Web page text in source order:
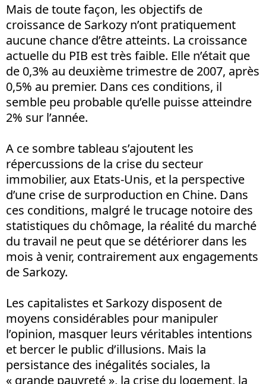
Mais de toute façon, les objectifs de
croissance de Sarkozy n’ont pratiquement
aucune chance d’être atteints. La croissance
actuelle du PIB est très faible. Elle n’était que
de 0,3% au deuxième trimestre de 2007, après
0,5% au premier. Dans ces conditions, il
semble peu probable qu’elle puisse atteindre
2% sur l’année.
A ce sombre tableau s’ajoutent les
répercussions de la crise du secteur
immobilier, aux Etats-Unis, et la perspective
d’une crise de surproduction en Chine. Dans
ces conditions, malgré le trucage notoire des
statistiques du chômage, la réalité du marché
du travail ne peut que se détériorer dans les
mois à venir, contrairement aux engagements
de Sarkozy.
Les capitalistes et Sarkozy disposent de
moyens considérables pour manipuler
l’opinion, masquer leurs véritables intentions
et bercer le public d’illusions. Mais la
persistance des inégalités sociales, la
« grande pauvreté », la crise du logement, la